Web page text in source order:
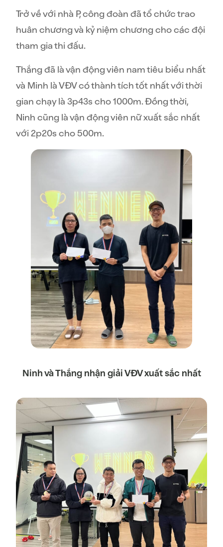
Trở về với nhà P, công đoàn đã tổ chức trao
huân chương và kỷ niệm chương cho các đội
tham gia thi đấu.
Thắng đã là vận động viên namtiêu biểu nhất
và Minh là VĐVcó thành tích tốt nhất với thời
gian chạy là 3p43scho 1000m.Đồng thời,
Ninh cũng là vận động viên nữ xuất sắc nhất
với 2p20s cho 500m.
Ninh và Thắng nhận giải VĐV xuất sắc nhất